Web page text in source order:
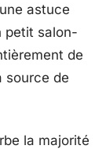
astuce
petit salon-
de
source de
la majorité